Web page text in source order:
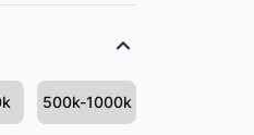
500k-1000k